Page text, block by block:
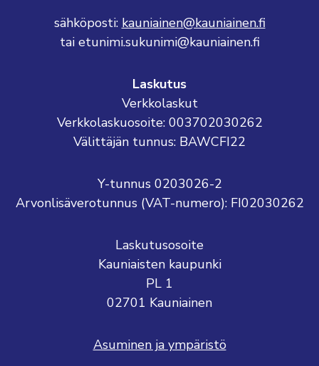
sähköposti: kauniainen@kauniainen.fi
tai etunimi.sukunimi@kauniainen.fi
Laskutus
Verkkolaskut
Verkkolaskuosoite: 003702030262
Välittäjän tunnus: BAWCFI22
Y-tunnus 0203026-2
Arvonlisäverotunnus (VAT-numero): FI02030262
Laskutusosoite
Kauniaisten kaupunki
PL 1
02701 Kauniainen
Asuminen ja ympäristö